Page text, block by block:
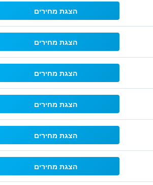
הצגת מחירים
הצגת מחירים
הצגת מחירים
הצגת מחירים
הצגת מחירים
הצגת מחירים